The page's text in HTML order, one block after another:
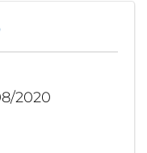
2020